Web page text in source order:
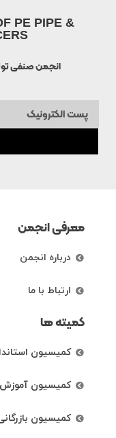
PE PIPE &
انجمن صنفی
معرفی انجمن
درباره انجمن
ارتباط با ما
کمیته ها
کمیسیون
کمیسیون آموزش
کمیسیون